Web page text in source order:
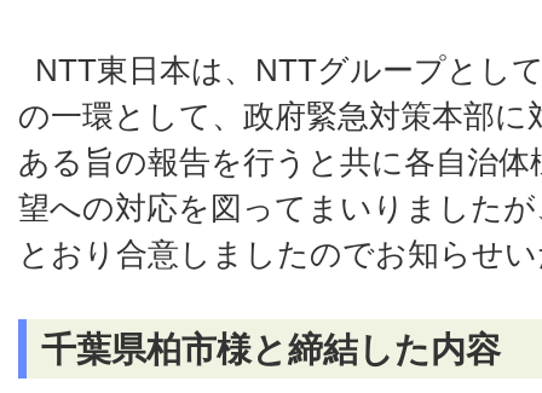
NTT東日本は、NTTグループとし
の一環として、政府緊急対策本部に
ある旨の報告を行うと共に各自治
望への対応を図ってまいりました
とおり合意しましたのでお知らせ
千葉県柏市様と締結した内容